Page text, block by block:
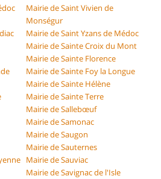
Mairie de Saint Vivien de
Monségur
Mairie de Saint Yzans de Médoc
Mairie de Sainte Croix du Mont
Mairie de Sainte Florence
Mairie de Sainte Foy la Longue
Mairie de Sainte Hélène
Mairie de Sainte Terre
Mairie de Sallebœuf
Mairie de Samonac
Mairie de Saugon
Mairie de Sauternes
Mairie de Sauviac
Mairie de Savignac de l'Isle